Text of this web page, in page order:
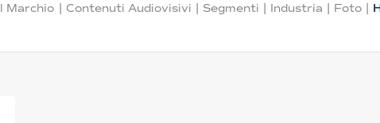
Marchio Contenuti Audiovisivi Segmenti Industria Foto